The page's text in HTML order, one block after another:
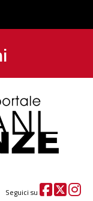
Seguici su